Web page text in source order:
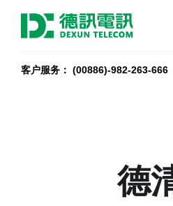
客户服务： (00886)-982-263-666
德